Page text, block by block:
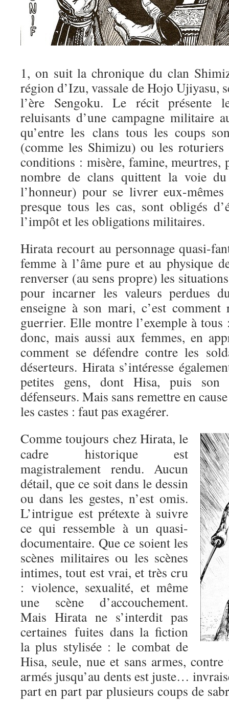
1, on suit la chronique du clan
région d’Izu, vassale de Hojo Ujiyasu,
l’ère Sengoku. Le récit présente
reluisants d’une campagne militaire
qu’entre les clans tous les coups
(comme les Shimizu) ou les
conditions : misère, famine, meurtres,
nombre de clans quittent la voie
l’honneur) pour se livrer eux-
presque tous les cas, sont obligés
l’impôt et les obligations militaires.
Hirata recourt au personnage quasi-
femme à l’âme pure et au physique
renverser (au sens propre) les
pour incarner les valeurs perdues
enseigne à son mari, c’est
guerrier. Elle montre l’exemple à
donc, mais aussi aux femmes, en
comment se défendre contre les
déserteurs. Hirata s’intéresse
petites gens, dont Hisa, puis son
défenseurs. Mais sans remettre en
les castes : faut pas exagérer.
Comme toujours chez Hirata, le
cadre historique est
magistralement rendu. Aucun
détail, que ce soit dans le dessin
ou dans les gestes, n’est omis.
L’intrigue est prétexte à suivre
ce qui ressemble à un quasi-
documentaire. Que ce soient les
scènes militaires ou les scènes
intimes, tout est vrai, et très cru
: violence, sexualité, et même
une scène d’accouchement.
Mais Hirata ne s’interdit pas
certaines fuites dans la fiction
la plus stylisée : le combat de
Hisa, seule, nue et sans armes,
armés jusqu’au dents est juste…
part en part par plusieurs coups de